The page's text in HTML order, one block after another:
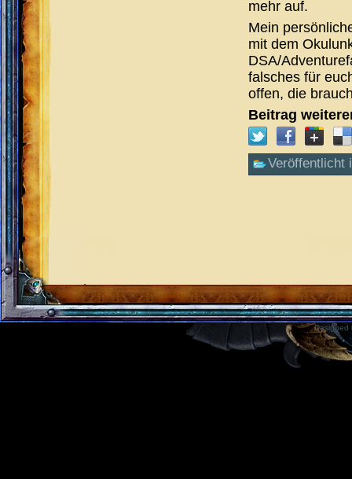
mehr auf.
Mein
mit dem
DSA/
falsches für
offen, die
Beitrag
Veröffentlicht